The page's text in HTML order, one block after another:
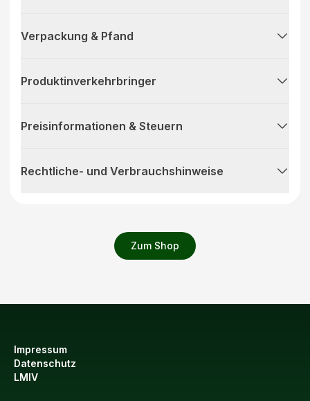
Zum Shop
Verpackung & Pfand
Produktinverkehrbringer
Preisinformationen & Steuern
Rechtliche- und Verbrauchshinweise
Impressum
Datenschutz
LMIV